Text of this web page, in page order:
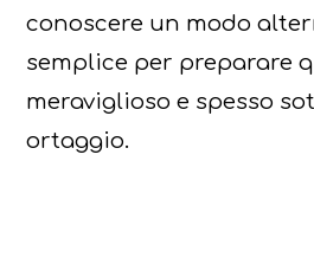
conoscere un modo
semplice per preparare
meraviglioso e spesso
ortaggio.